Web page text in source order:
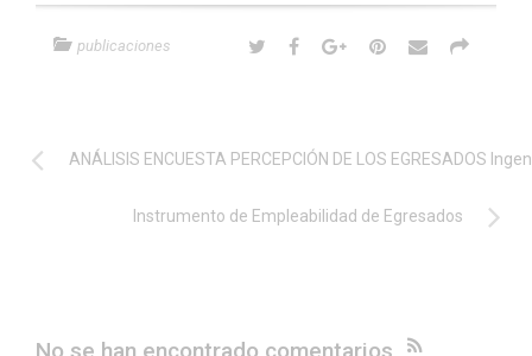
publicaciones
ANÁLISIS ENCUESTA PERCEPCIÓN DE LOS EGRESADOS
Instrumento de Empleabilidad de Egresados